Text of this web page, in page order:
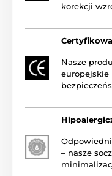
korekcji
Nasze
europejskie
– nasze